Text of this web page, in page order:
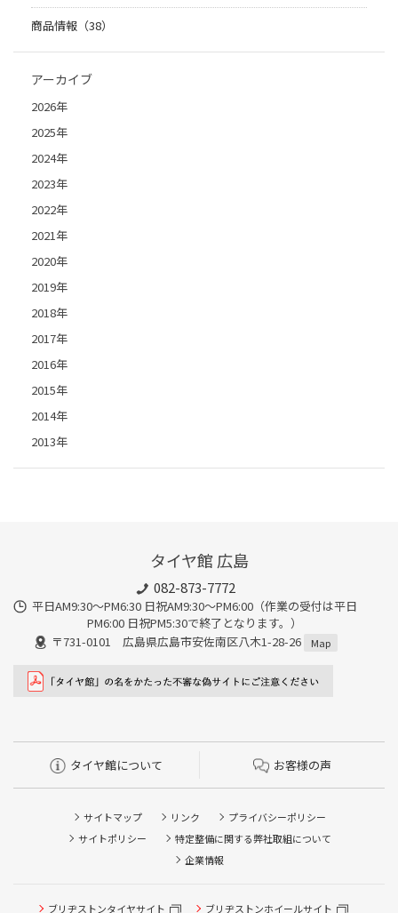
商品情報（38）
アーカイブ
2026年
2025年
2024年
2023年
2022年
2021年
2020年
2019年
2018年
2017年
2016年
2015年
2014年
2013年
タイヤ館 広島
082-873-7772
平日AM9:30～PM6:30 日祝AM9:30〜PM6:00（作業の受付は平日
PM6:00 日祝PM5:30で終了となります。）
〒731-0101 広島県広島市安佐南区八木1-28-26
Map
タイヤ館について お客様の声
サイトマップ リンク
プライバシーポリシー
サイトポリシー
特定整備に関する弊社取組について
企業情報
ブリヂストンタイヤサイト ブリヂストンホイールサイト